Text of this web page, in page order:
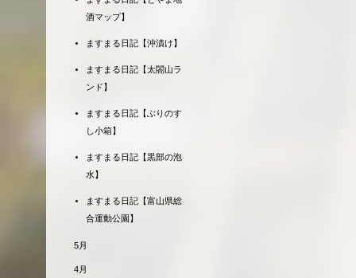
酒マップ】
ますまる日記【沖漬け】
ますまる日記【太閤山ラ
ンド】
ますまる日記【ぶりのす
し小箱】
ますまる日記【黒部の泡
水】
ますまる日記【富山県総
合運動公園】
5月
4月